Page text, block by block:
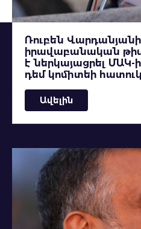
Ռուբեն
իրավաբանական
է ներկայացրել
դեմ կոմիտեի
Ավելին